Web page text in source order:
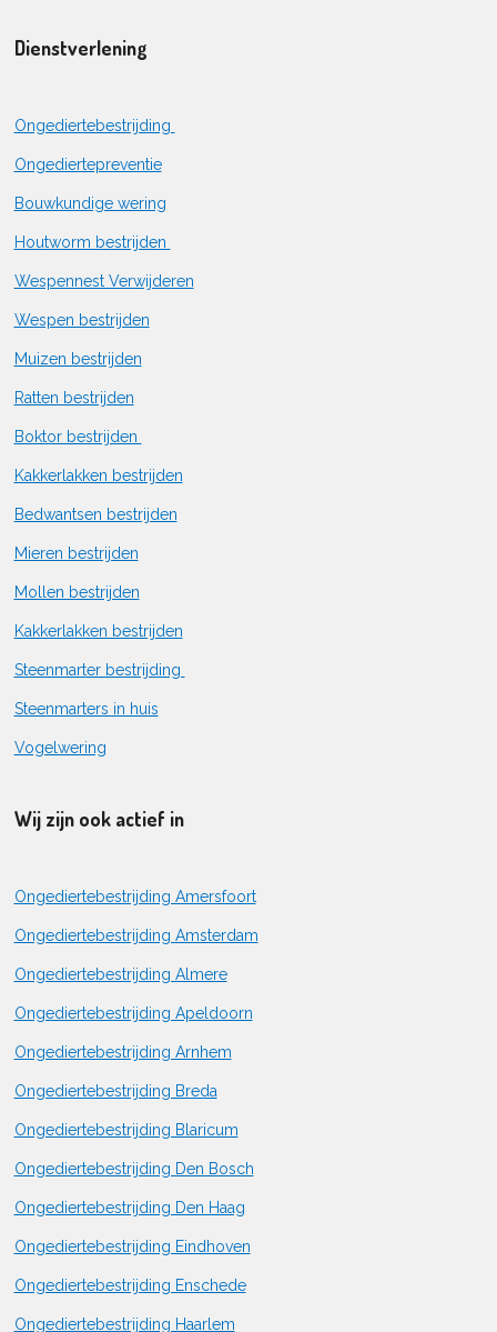
Dienstverlening
Ongediertebestrijding
Ongediertepreventie
Bouwkundige wering
Houtworm bestrijden
Wespennest Verwijderen
Wespen bestrijden
Muizen bestrijden
Ratten bestrijden
Boktor bestrijden
Kakkerlakken bestrijden
Bedwantsen bestrijden
Mieren bestrijden
Mollen bestrijden
Kakkerlakken bestrijden
Steenmarter bestrijding
Steenmarters in huis
Vogelwering
Wij zijn ook actief in
Ongediertebestrijding Amersfoort
Ongediertebestrijding Amsterdam
Ongediertebestrijding Almere
Ongediertebestrijding Apeldoorn
Ongediertebestrijding Arnhem
Ongediertebestrijding Breda
Ongediertebestrijding Blaricum
Ongediertebestrijding Den Bosch
Ongediertebestrijding Den Haag
Ongediertebestrijding Eindhoven
Ongediertebestrijding Enschede
Ongediertebestrijding Haarlem